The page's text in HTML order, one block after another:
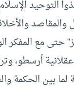
التوحيد
والمقاصد
حتى مع المفكر
أرسطو،
لما بين الحكمة